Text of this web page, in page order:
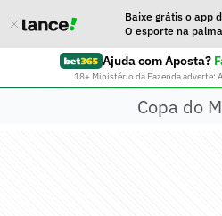
Baixe grátis o app
O esporte na
Ajuda com Aposta?
18+ Ministério da Fazenda adverte:
Copa do